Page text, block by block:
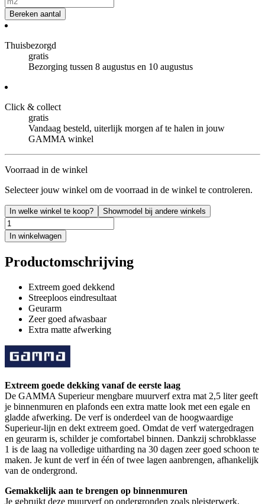
Bereken aantal
Thuisbezorgd
gratis
Bezorging tussen 8 augustus en 10 augustus
Click & collect
gratis
Vandaag besteld, uiterlijk morgen af te halen in jouw
GAMMA winkel
Voorraad in de winkel
Selecteer jouw winkel om de voorraad in de winkel te controleren.
In welke winkel te koop? Showmodel bij andere winkels
In winkelwagen
Productomschrijving
Extreem goed dekkend
Streeploos eindresultaat
Geurarm
Zeer goed afwasbaar
Extra matte afwerking
Extreem goede dekking vanaf de eerste laag
De GAMMA Superieur mengbare muurverf extra mat 2,5 liter geeft
je binnenmuren en plafonds een extra matte look met een egale en
gladde afwerking. De verf is onderdeel van de hoogwaardige
Superieur-lijn en dekt extreem goed. Omdat de verf watergedragen
en geurarm is, schilder je comfortabel binnen. Dankzij schrobklasse
1 is de laag na volledige uitharding na 30 dagen zeer goed schoon te
maken. Je kunt de verf in één of twee lagen aanbrengen, afhankelijk
van de ondergrond.
Gemakkelijk aan te brengen op binnenmuren
Je gebruikt deze muurverf op ondergronden zoals pleisterwerk,